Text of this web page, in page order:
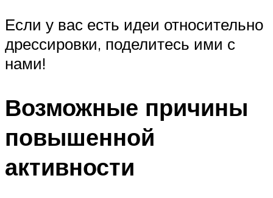
Если у вас есть идеи относительно
дрессировки, поделитесь ими с
нами!
Возможные причины
повышенной
активности